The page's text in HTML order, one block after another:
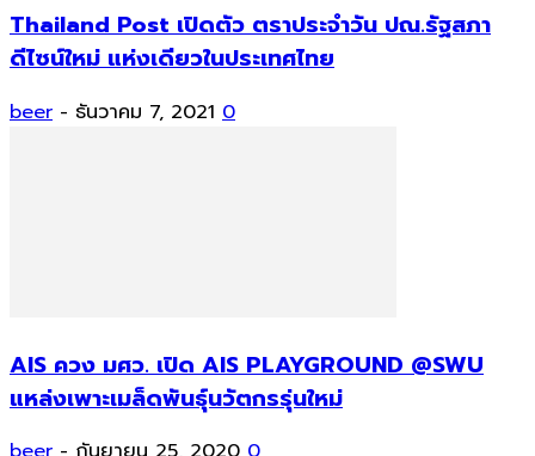
Thailand Post เปิดตัว ตราประจำวัน ปณ.รัฐสภา
ดีไซน์ใหม่ แห่งเดียวในประเทศไทย
beer - ธันวาคม 7, 2021 0
AIS ควง มศว. เปิด AIS PLAYGROUND @SWU
แหล่งเพาะเมล็ดพันธุ์นวัตกรรุ่นใหม่